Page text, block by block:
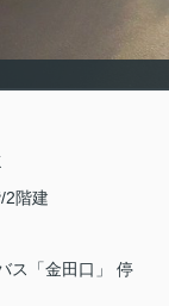
2階建
ス「金田口」 停